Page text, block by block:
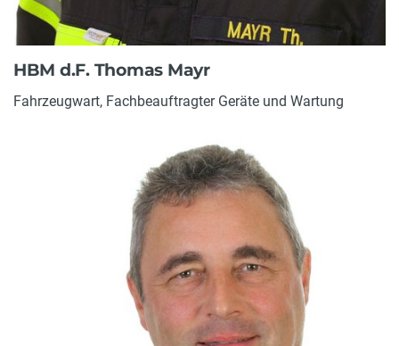
HBM d.F. Thomas Mayr
Fahrzeugwart, Fachbeauftragter Geräte und Wartung